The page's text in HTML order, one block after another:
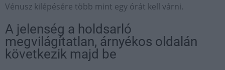
Vénusz kilépésére több mint egy órát kell várni.
A jelenség a holdsarló
megvilágítatlan, árnyékos oldalán
következik majd be